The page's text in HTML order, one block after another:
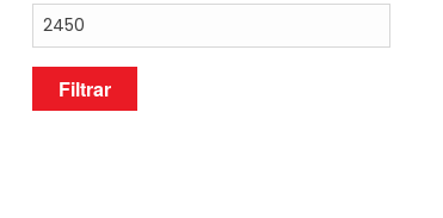
Preço
máximo
Filtrar